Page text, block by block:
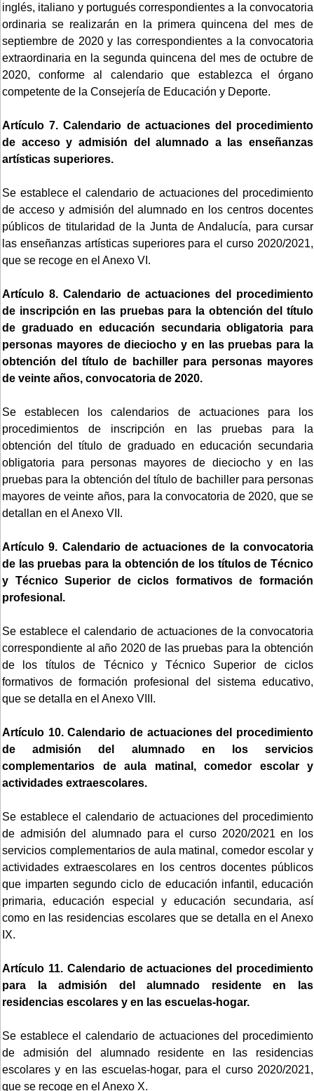
inglés, italiano y portugués correspondientes a la convocatoria
ordinaria se realizarán en la primera quincena del mes de
septiembre de 2020 y las correspondientes a la convocatoria
extraordinaria en la segunda quincena del mes de octubre de
2020, conforme al calendario que establezca el órgano
competente de la Consejería de Educación y Deporte.
Artículo 7. Calendario de actuaciones del procedimiento
de acceso y admisión del alumnado a las enseñanzas
artísticas superiores.
Se establece el calendario de actuaciones del procedimiento
de acceso y admisión del alumnado en los centros docentes
públicos de titularidad de la Junta de Andalucía, para cursar
las enseñanzas artísticas superiores para el curso 2020/2021,
que se recoge en el Anexo VI.
Artículo 8. Calendario de actuaciones del procedimiento
de inscripción en las pruebas para la obtención del título
de graduado en educación secundaria obligatoria para
personas mayores de dieciocho y en las pruebas para la
obtención del título de bachiller para personas mayores
de veinte años, convocatoria de 2020.
Se establecen los calendarios de actuaciones para los
procedimientos de inscripción en las pruebas para la
obtención del título de graduado en educación secundaria
obligatoria para personas mayores de dieciocho y en las
pruebas para la obtención del título de bachiller para personas
mayores de veinte años, para la convocatoria de 2020, que se
detallan en el Anexo VII.
Artículo 9. Calendario de actuaciones de la convocatoria
de las pruebas para la obtención de los títulos de Técnico
y Técnico Superior de ciclos formativos de formación
profesional.
Se establece el calendario de actuaciones de la convocatoria
correspondiente al año 2020 de las pruebas para la obtención
de los títulos de Técnico y Técnico Superior de ciclos
formativos de formación profesional del sistema educativo,
que se detalla en el Anexo VIII.
Artículo 10. Calendario de actuaciones del procedimiento
de admisión del alumnado en los servicios
complementarios de aula matinal, comedor escolar y
actividades extraescolares.
Se establece el calendario de actuaciones del procedimiento
de admisión del alumnado para el curso 2020/2021 en los
servicios complementarios de aula matinal, comedor escolar y
actividades extraescolares en los centros docentes públicos
que imparten segundo ciclo de educación infantil, educación
primaria, educación especial y educación secundaria, así
como en las residencias escolares que se detalla en el Anexo
IX.
Artículo 11. Calendario de actuaciones del procedimiento
para la admisión del alumnado residente en las
residencias escolares y en las escuelas-hogar.
Se establece el calendario de actuaciones del procedimiento
de admisión del alumnado residente en las residencias
escolares y en las escuelas-hogar, para el curso 2020/2021,
que se recoge en el Anexo X.